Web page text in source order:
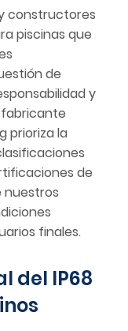
constructores
piscinas que
de
y
fabricante
prioriza la
de
nuestros
finales.
del IP68